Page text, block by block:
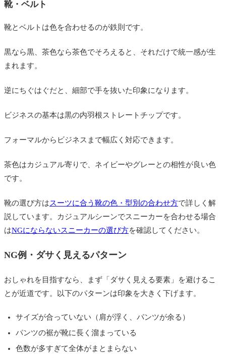
靴・ベルト
靴とベルトは色を合わせるのが鉄則です。
黒なら黒、茶色なら茶色でそろえると、それだけで統一感が生
まれます。
逆にちぐはぐだと、細部で手を抜いた印象になります。
ビジネスの基本は黒の内羽根ストレートチップです。
フォーマルからビジネスまで幅広く対応できます。
茶色はカジュアル寄りで、ネイビーやグレーとの相性が良い色
です。
靴の選び方はスーツに合う靴の色・型別の合わせ方で詳しく解
説しています。カジュアルシーンでスニーカーを合わせる場合
はNGにならないスニーカーの選び方を確認してください。
NG例・ダサく見えるパターン
おしゃれを目指すなら、まず「ダサく見える要素」を避けるこ
とが近道です。以下のパターンは印象を大きく下げます。
サイズが合っていない（肩が浮く、パンツが余る）
パンツの裾が靴に長く溜まっている
色数が多すぎて全体がまとまらない